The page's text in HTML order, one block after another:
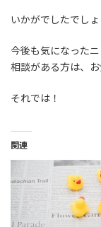
いかがでしたでしょ
今後も気になった
相談がある方は、お
それでは！
関連